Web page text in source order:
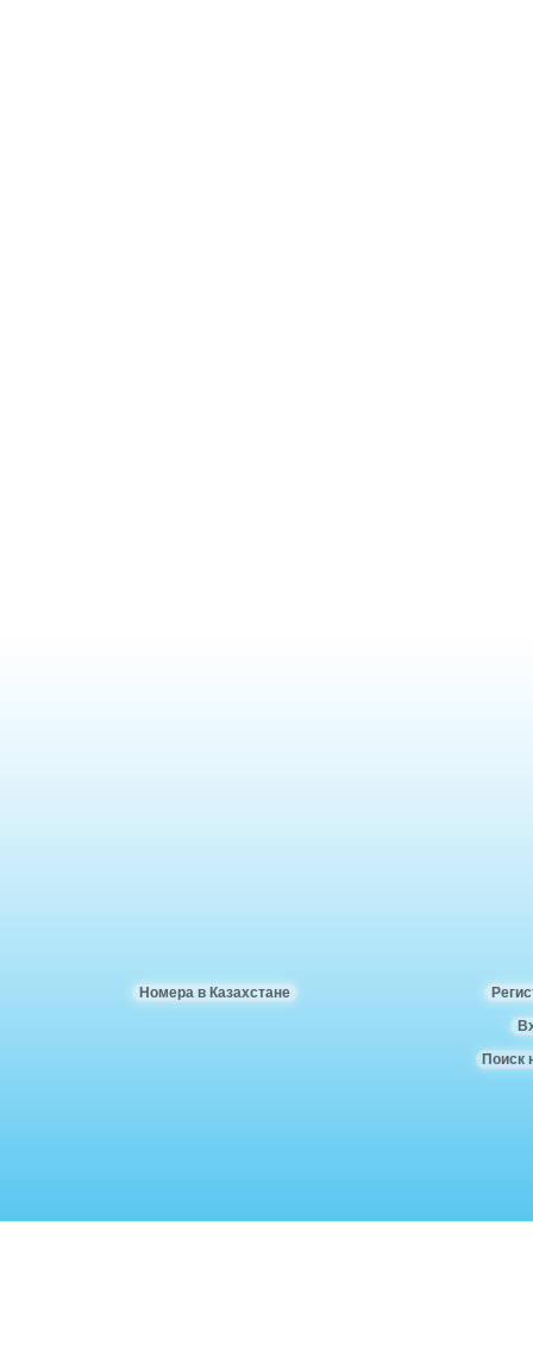
Номера в Казахстане
Поиск